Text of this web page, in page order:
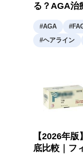
る？AGA治
#AGA #
#ヘアライン
【2026年
底比較｜フ